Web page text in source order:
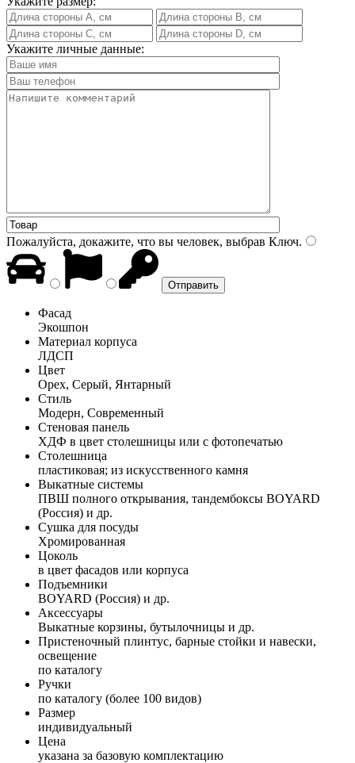
Укажите личные данные:
Пожалуйста, докажите, что вы человек, выбрав Ключ.
Фасад
Экошпон
Материал корпуса
ЛДСП
Цвет
Орех, Серый, Янтарный
Стиль
Модерн, Современный
Стеновая панель
ХДФ в цвет столешницы или с фотопечатью
Столешница
пластиковая; из искусственного камня
Выкатные системы
ПВШ полного открывания, тандембоксы BOYARD
(Россия) и др.
Сушка для посуды
Хромированная
Цоколь
в цвет фасадов или корпуса
Подъемники
BOYARD (Россия) и др.
Аксессуары
Выкатные корзины, бутылочницы и др.
Пристеночный плинтус, барные стойки и навески,
освещение
по каталогу
Ручки
по каталогу (более 100 видов)
Размер
индивидуальный
Цена
указана за базовую комплектацию